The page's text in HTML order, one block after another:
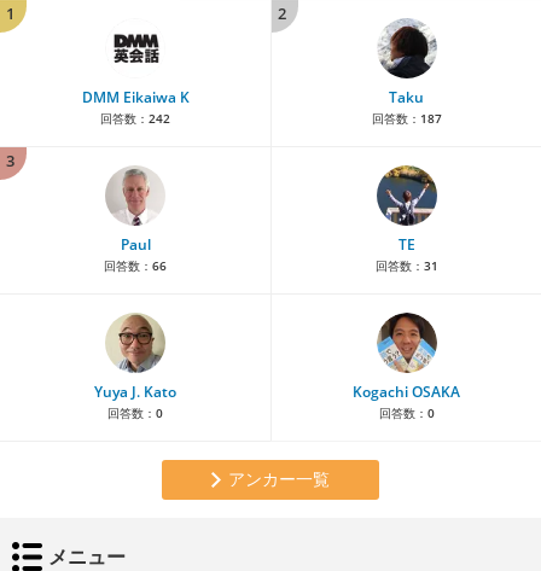
1
DMM Eikaiwa K
回答数： 242
2
Taku
回答数： 187
3
Paul
回答数： 66
TE
回答数： 31
Yuya J. Kato
回答数： 0
Kogachi OSAKA
回答数： 0
アンカー一覧
メニュー